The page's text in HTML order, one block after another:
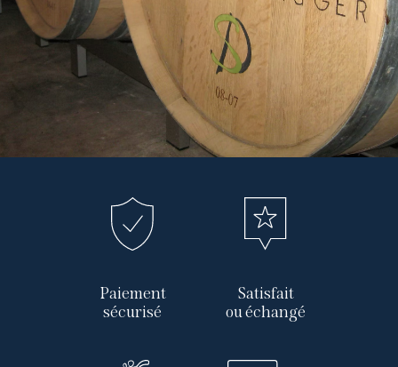
Paiement
sécurisé
Satisfait
ou échangé